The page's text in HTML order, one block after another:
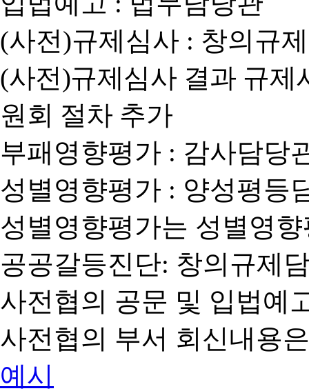
(사전)규제심사 : 창의규
(사전)규제심사 결과 규
원회 절차 추가
부패영향평가 : 감사담당
성별영향평가 : 양성평등
성별영향평가는 성별영
공공갈등진단: 창의규제
사전협의 공문 및 입법예
사전협의 부서 회신내용
예시